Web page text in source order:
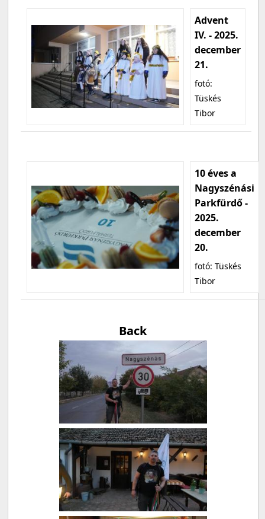
Advent
IV. - 2025.
december
21.
fotó:
Tüskés
Tibor
10 éves a
Nagyszénási
Parkfürdő -
2025.
december
20.
fotó: Tüskés
Tibor
Back